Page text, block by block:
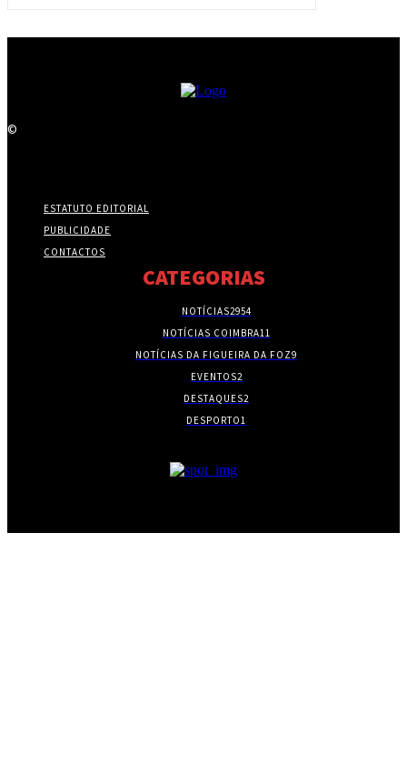
©
ESTATUTO EDITORIAL
PUBLICIDADE
CONTACTOS
CATEGORIAS
NOTÍCIAS2954
NOTÍCIAS COIMBRA11
NOTÍCIAS DA FIGUEIRA DA FOZ9
EVENTOS2
DESTAQUES2
DESPORTO1